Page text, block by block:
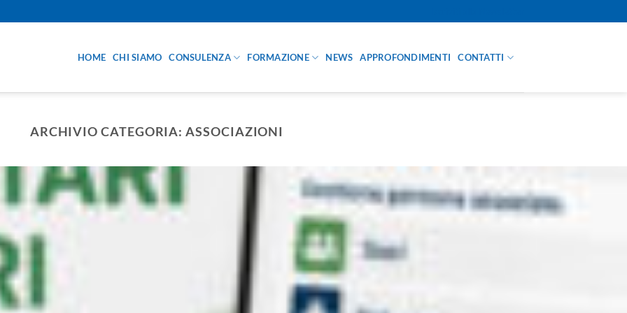
HOME CHI SIAMO CONSULENZA FORMAZIONE NEWS APPROFONDIMENTI CONTATTI
ARCHIVIO CATEGORIA:ASSOCIAZIONI